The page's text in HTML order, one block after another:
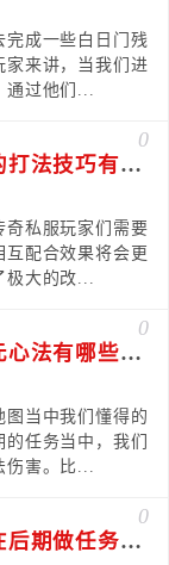
完成一些白日门残
家来讲，当我们进
通过他们...
0
变态传奇私服赤月恶魔的打法技巧有哪些
奇私服玩家们需要
互配合效果将会更
极大的改...
0
传奇私服发布网修炼天元心法有哪些好处
图当中我们懂得的
任务当中，我们
伤害。比...
0
不同热血传奇私服玩家在后期做任务时要考虑哪些